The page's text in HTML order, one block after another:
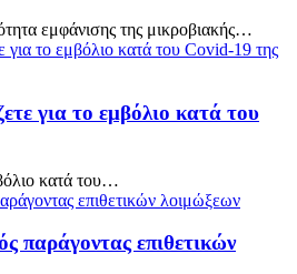
εμφάνισης της μικροβιακής…
για το εμβόλιο κατά του
κατά του…
παράγοντας επιθετικών